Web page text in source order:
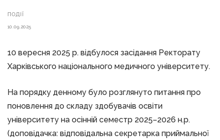
ПОДІЇ
10.09.2025
10 вересня 2025 р. відбулося засідання Ректорату
Харківського національного медичного університету.
На порядку денному було розглянуто питання про
поновлення до складу здобувачів освіти
університету на осінній семестр 2025–2026 н.р.
(доповідачка: відповідальна секретарка приймальної